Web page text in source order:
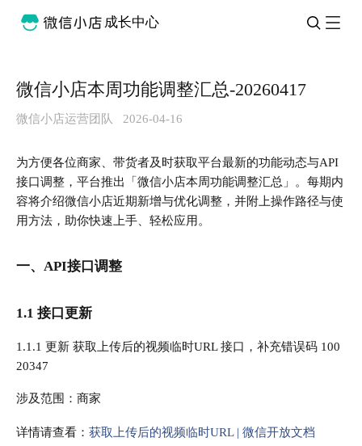
成长中心
微信小店本周功能调整汇总-20260417
微信小店运营团队 2026-04-16
为方便各位商家、带货者及时获取平台最新的功能动态与API
接口调整，平台推出「微信小店本周功能调整汇总」。每期内
容将介绍微信小店近期新增与优化调整，并附上操作路径与使
用方法，助你快速上手、轻松应用。
一、API接口调整
1.1 接口更新
1.1.1 更新 获取上传后的视频临时URL 接口，补充错误码 100
20347
涉及范围：商家
详情请查看： 获取上传后的视频临时URL | 微信开放文档